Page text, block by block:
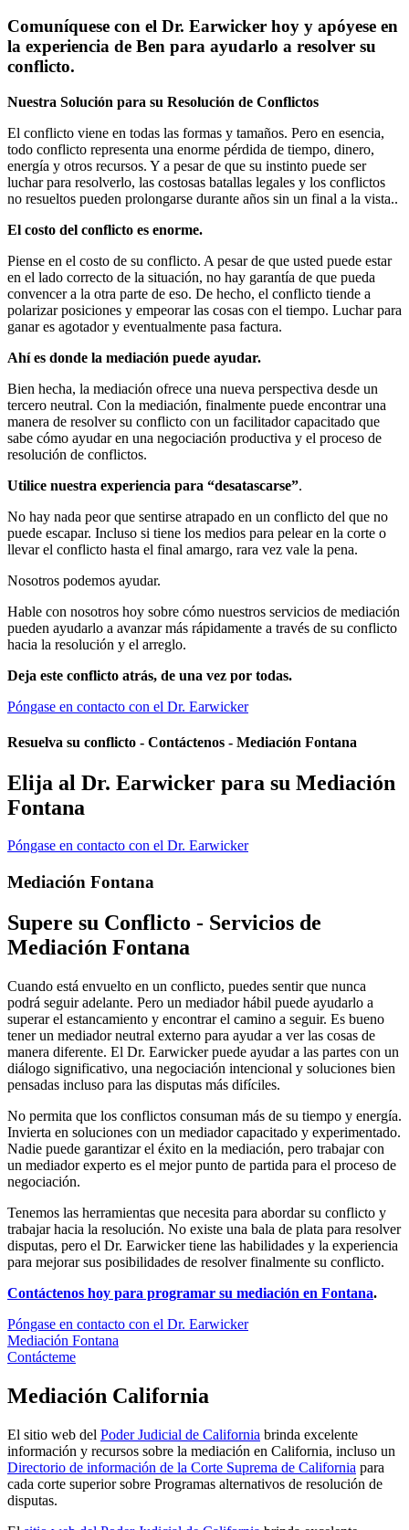
Comuníquese con el Dr. Earwicker hoy y apóyese en
la experiencia de Ben para ayudarlo a resolver su
conflicto.
Nuestra Solución para su Resolución de Conflictos
El conflicto viene en todas las formas y tamaños. Pero en esencia,
todo conflicto representa una enorme pérdida de tiempo, dinero,
energía y otros recursos. Y a pesar de que su instinto puede ser
luchar para resolverlo, las costosas batallas legales y los conflictos
no resueltos pueden prolongarse durante años sin un final a la vista..
El costo del conflicto es enorme.
Piense en el costo de su conflicto. A pesar de que usted puede estar
en el lado correcto de la situación, no hay garantía de que pueda
convencer a la otra parte de eso. De hecho, el conflicto tiende a
polarizar posiciones y empeorar las cosas con el tiempo. Luchar para
ganar es agotador y eventualmente pasa factura.
Ahí es donde la mediación puede ayudar.
Bien hecha, la mediación ofrece una nueva perspectiva desde un
tercero neutral. Con la mediación, finalmente puede encontrar una
manera de resolver su conflicto con un facilitador capacitado que
sabe cómo ayudar en una negociación productiva y el proceso de
resolución de conflictos.
Utilice nuestra experiencia para “desatascarse”.
No hay nada peor que sentirse atrapado en un conflicto del que no
puede escapar. Incluso si tiene los medios para pelear en la corte o
llevar el conflicto hasta el final amargo, rara vez vale la pena.
Nosotros podemos ayudar.
Hable con nosotros hoy sobre cómo nuestros servicios de mediación
pueden ayudarlo a avanzar más rápidamente a través de su conflicto
hacia la resolución y el arreglo.
Deja este conflicto atrás, de una vez por todas.
Póngase en contacto con el Dr. Earwicker
Resuelva su conflicto - Contáctenos - Mediación Fontana
Elija al Dr. Earwicker para su Mediación
Fontana
Póngase en contacto con el Dr. Earwicker
Mediación Fontana
Supere su Conflicto - Servicios de
Mediación Fontana
Cuando está envuelto en un conflicto, puedes sentir que nunca
podrá seguir adelante. Pero un mediador hábil puede ayudarlo a
superar el estancamiento y encontrar el camino a seguir. Es bueno
tener un mediador neutral externo para ayudar a ver las cosas de
manera diferente. El Dr. Earwicker puede ayudar a las partes con un
diálogo significativo, una negociación intencional y soluciones bien
pensadas incluso para las disputas más difíciles.
No permita que los conflictos consuman más de su tiempo y energía.
Invierta en soluciones con un mediador capacitado y experimentado.
Nadie puede garantizar el éxito en la mediación, pero trabajar con
un mediador experto es el mejor punto de partida para el proceso de
negociación.
Tenemos las herramientas que necesita para abordar su conflicto y
trabajar hacia la resolución. No existe una bala de plata para resolver
disputas, pero el Dr. Earwicker tiene las habilidades y la experiencia
para mejorar sus posibilidades de resolver finalmente su conflicto.
Contáctenos hoy para programar su mediación en Fontana.
Póngase en contacto con el Dr. Earwicker
Mediación Fontana
Contácteme
Mediación California
El sitio web del Poder Judicial de California brinda excelente
información y recursos sobre la mediación en California, incluso un
Directorio de información de la Corte Suprema de California para
cada corte superior sobre Programas alternativos de resolución de
disputas.